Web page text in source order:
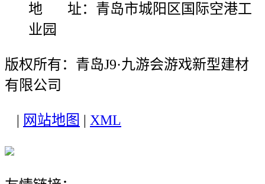
地 址：青岛市城阳区国际空港工
业园
版权所有：青岛J9·九游会游戏新型建材
有限公司
网站地图 XML